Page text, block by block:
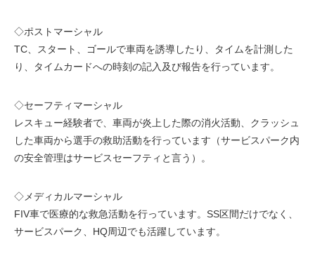
◇ポストマーシャル
TC、スタート、ゴールで車両を誘導したり、タイムを計測した
り、タイムカードへの時刻の記入及び報告を行っています。
◇セーフティマーシャル
レスキュー経験者で、車両が炎上した際の消火活動、クラッシュ
した車両から選手の救助活動を行っています（サービスパーク内
の安全管理はサービスセーフティと言う）。
◇メディカルマーシャル
FIV車で医療的な救急活動を行っています。SS区間だけでなく、
サービスパーク、HQ周辺でも活躍しています。